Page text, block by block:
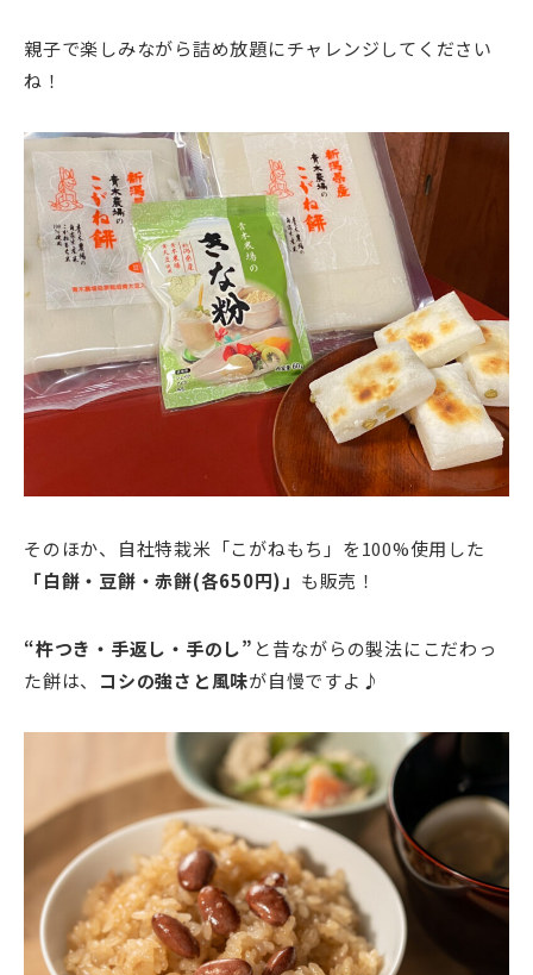
親子で楽しみながら詰め放題にチャレンジしてください
ね！
そのほか、自社特栽米「こがねもち」を100%使用した
「白餅・豆餅・赤餅(各650円)」 も販売！
“杵つき・手返し・手のし” と昔ながらの製法にこだわっ
た餅は、 コシの強さと風味が自慢ですよ♪